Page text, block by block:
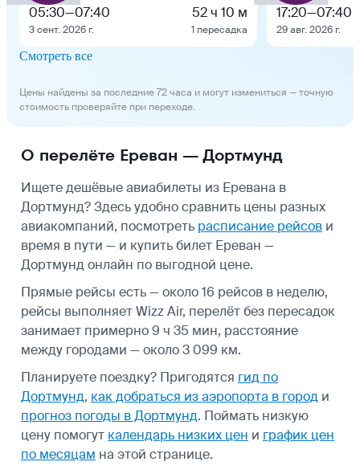
05:30—07:40
3 сент. 2026 г.
52 ч 10 м
1 пересадка
17:20—07:40
29 авг. 2026 г.
Смотреть все
Цены найдены за последние 72 часа и могут измениться — точную
стоимость проверяйте при переходе.
О перелёте Ереван — Дортмунд
Ищете дешёвые авиабилеты из Еревана в
Дортмунд? Здесь удобно сравнить цены разных
авиакомпаний, посмотреть расписание рейсов и
время в пути — и купить билет Ереван —
Дортмунд онлайн по выгодной цене.
Прямые рейсы есть — около 16 рейсов в неделю,
рейсы выполняет Wizz Air, перелёт без пересадок
занимает примерно 9 ч 35 мин, расстояние
между городами — около 3 099 км.
Планируете поездку? Пригодятся гид по
Дортмунд, как добраться из аэропорта в город и
прогноз погоды в Дортмунд. Поймать низкую
цену помогут календарь низких цен и график цен
по месяцам на этой странице.